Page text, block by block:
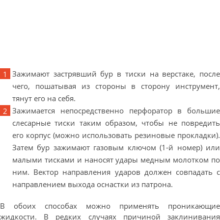
Зажимают застрявший бур в тиски на верстаке, после
чего, пошатывая из стороны в сторону инструмент,
тянут его на себя.
Зажимается непосредственно перфоратор в большие
слесарные тиски таким образом, чтобы не повредить
его корпус (можно использовать резиновые прокладки).
Затем бур зажимают газовым ключом (1-й номер) или
малыми тисками и наносят удары медным молотком по
ним. Вектор направления ударов должен совпадать с
направлением выхода оснастки из патрона.
В обоих способах можно применять проникающие
жидкости. В редких случаях причиной заклинивания